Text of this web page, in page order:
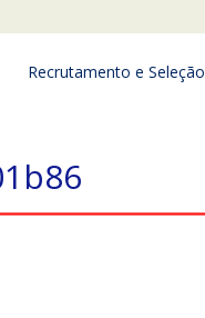
Recrutamento e Seleção